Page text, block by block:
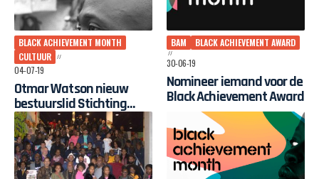
BLACK ACHIEVEMENT MONTH
CULTUUR
04-07-19
Otmar Watson nieuw
bestuurslid Stichting
Tolhuistuin
BAM
BLACK ACHIEVEMENT AWARD
30-06-19
Nomineer iemand voor de
Black Achievement Award